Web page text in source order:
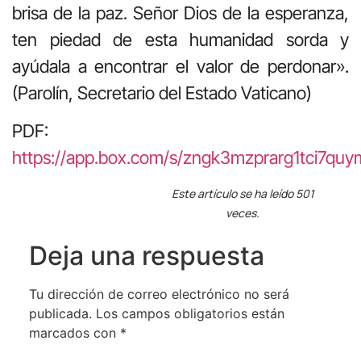
brisa de la paz. Señor Dios de la esperanza,
ten piedad de esta humanidad sorda y
ayúdala a encontrar el valor de perdonar».
(Parolín, Secretario del Estado Vaticano)
PDF:
https://app.box.com/s/
Este artículo se ha leído 501
veces.
Deja una respuesta
Tu dirección de correo electrónico no será
publicada. Los campos obligatorios están
marcados con *